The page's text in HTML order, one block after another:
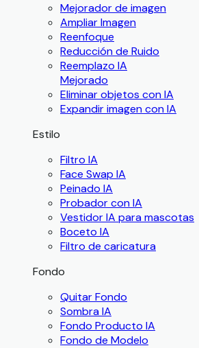
Mejorador de imagen
Ampliar Imagen
Reenfoque
Reducción de Ruido
Reemplazo IA
Mejorado
Eliminar objetos con IA
Expandir imagen con IA
Estilo
Filtro IA
Face Swap IA
Peinado IA
Probador con IA
Vestidor IA para mascotas
Boceto IA
Filtro de caricatura
Fondo
Quitar Fondo
Sombra IA
Fondo Producto IA
Fondo de Modelo